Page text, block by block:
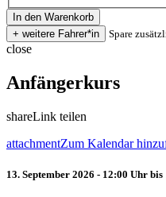
Spare
close
Anfängerkurs
shareLink teilen
attachmentZum Kalendar
13. September 2026 - 12:00 Uhr